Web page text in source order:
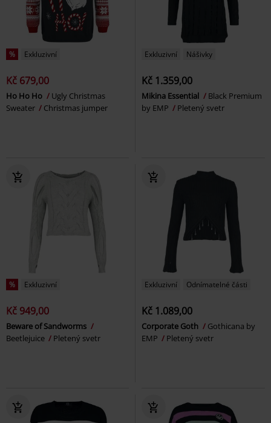
% Exkluzivní
Kč 679,00
Ho Ho Ho
Ugly Christmas
Sweater
Christmas jumper
Exkluzivní Nášivky
Kč 1.359,00
Mikina Essential
Black Premium
by EMP
Pletený svetr
% Exkluzivní
Kč 949,00
Beware of Sandworms
Beetlejuice
Pletený svetr
Exkluzivní Odnímatelné části
Kč 1.089,00
Corporate Goth
Gothicana by
EMP
Pletený svetr